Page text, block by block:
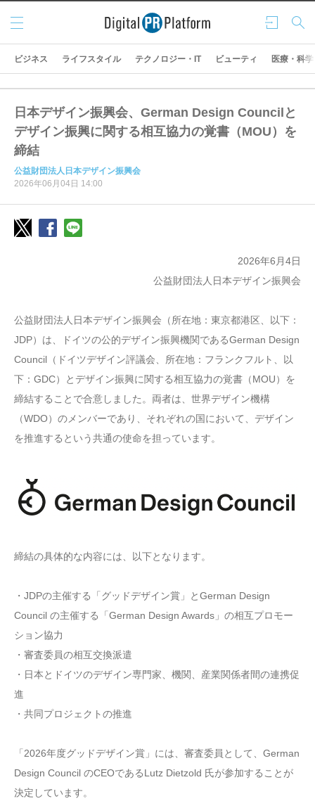
ログ
イン
検索
メニ
ュー
ビジネス ライフスタイル テクノロジー・IT ビューティ 医療・科学
日本デザイン振興会、German Design Councilと
デザイン振興に関する相互協力の覚書（MOU）を
締結
公益財団法人日本デザイン振興会
2026年06月04日 14:00
2026年6月4日
公益財団法人日本デザイン振興会
公益財団法人日本デザイン振興会（所在地：東京都港区、以下：
JDP）は、ドイツの公的デザイン振興機関であるGerman Design
Council（ドイツデザイン評議会、所在地：フランクフルト、以
下：GDC）とデザイン振興に関する相互協力の覚書（MOU）を
締結することで合意しました。両者は、世界デザイン機構
（WDO）のメンバーであり、それぞれの国において、デザイン
を推進するという共通の使命を担っています。
締結の具体的な内容には、以下となります。
・JDPの主催する「グッドデザイン賞」とGerman Design
Council の主催する「German Design Awards」の相互プロモー
ション協力
・審査委員の相互交換派遣
・日本とドイツのデザイン専門家、機関、産業関係者間の連携促
進
・共同プロジェクトの推進
「2026年度グッドデザイン賞」には、審査委員として、German
Design Council のCEOであるLutz Dietzold 氏が参加することが
決定しています。